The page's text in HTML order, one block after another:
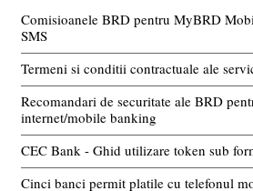
Comisioanele BRD pentru MyBRD
SMS
Termeni si conditii contractuale ale
Recomandari de securitate ale BRD
internet/mobile banking
CEC Bank - Ghid utilizare token sub
Cinci banci permit platile cu telefonul